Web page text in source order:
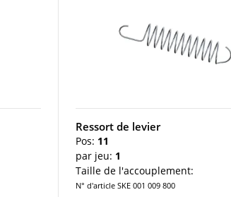
Ressort de levier
Pos: 11
par jeu: 1
Taille de l'accouplement:
N° d'article SKE 001 009 800